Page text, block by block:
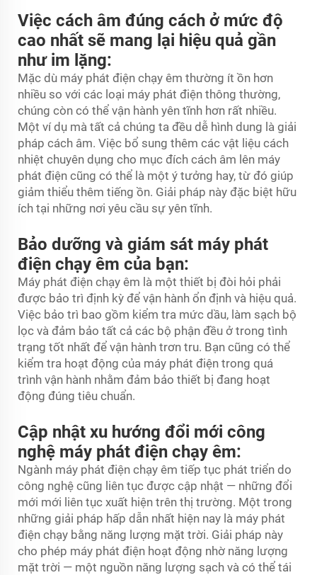
Việc cách âm đúng cách ở mức độ
cao nhất sẽ mang lại hiệu quả gần
như im lặng:
Mặc dù máy phát điện chạy êm thường ít ồn hơn
nhiều so với các loại máy phát điện thông thường,
chúng còn có thể vận hành yên tĩnh hơn rất nhiều.
Một ví dụ mà tất cả chúng ta đều dễ hình dung là giải
pháp cách âm. Việc bổ sung thêm các vật liệu cách
nhiệt chuyên dụng cho mục đích cách âm lên máy
phát điện cũng có thể là một ý tưởng hay, từ đó giúp
giảm thiểu thêm tiếng ồn. Giải pháp này đặc biệt hữu
ích tại những nơi yêu cầu sự yên tĩnh.
Bảo dưỡng và giám sát máy phát
điện chạy êm của bạn:
Máy phát điện chạy êm là một thiết bị đòi hỏi phải
được bảo trì định kỳ để vận hành ổn định và hiệu quả.
Việc bảo trì bao gồm kiểm tra mức dầu, làm sạch bộ
lọc và đảm bảo tất cả các bộ phận đều ở trong tình
trạng tốt nhất để vận hành trơn tru. Bạn cũng có thể
kiểm tra hoạt động của máy phát điện trong quá
trình vận hành nhằm đảm bảo thiết bị đang hoạt
động đúng tiêu chuẩn.
Cập nhật xu hướng đổi mới công
nghệ máy phát điện chạy êm:
Ngành máy phát điện chạy êm tiếp tục phát triển do
công nghệ cũng liên tục được cập nhật — những đổi
mới mới liên tục xuất hiện trên thị trường. Một trong
những giải pháp hấp dẫn nhất hiện nay là máy phát
điện chạy bằng năng lượng mặt trời. Giải pháp này
cho phép máy phát điện hoạt động nhờ năng lượng
mặt trời — một nguồn năng lượng sạch và có thể tái